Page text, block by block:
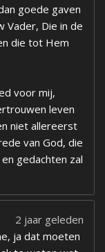
goede gaven
Vader, Die in de
die tot Hem
voor mij,
leven
niet allereerst
van God, die
gedachten zal
2 jaar geleden
ja dat moeten